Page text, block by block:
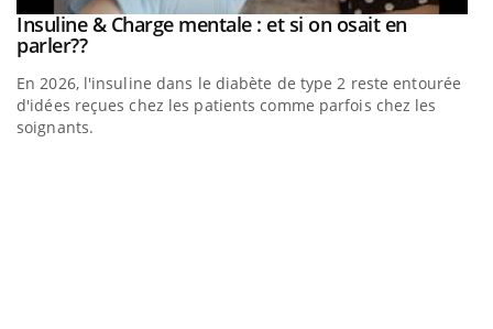
Youtube
Insuline & Charge mentale : et si on osait en
parler??Youtube
En 2026, l'insuline dans le diabète de type 2 reste entourée
d'idées reçues chez les patients comme parfois chez les
soignants.